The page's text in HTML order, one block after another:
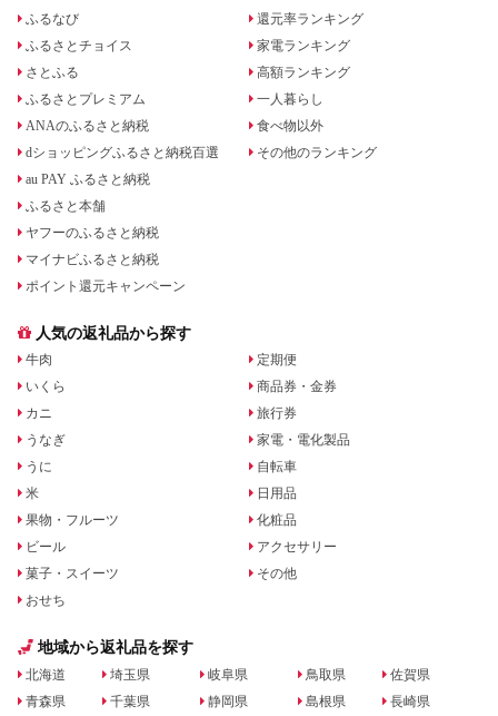
ふるなび
ふるさとチョイス
さとふる
ふるさとプレミアム
ANAのふるさと納税
dショッピングふるさと納税百選
au PAY ふるさと納税
ふるさと本舗
ヤフーのふるさと納税
マイナビふるさと納税
ポイント還元キャンペーン
還元率ランキング
家電ランキング
高額ランキング
一人暮らし
食べ物以外
その他のランキング
人気の返礼品から探す
牛肉
いくら
カニ
うなぎ
うに
米
果物・フルーツ
ビール
菓子・スイーツ
おせち
定期便
商品券・金券
旅行券
家電・電化製品
自転車
日用品
化粧品
アクセサリー
その他
地域から返礼品を探す
北海道
青森県
埼玉県
千葉県
岐阜県
静岡県
鳥取県
島根県
佐賀県
長崎県